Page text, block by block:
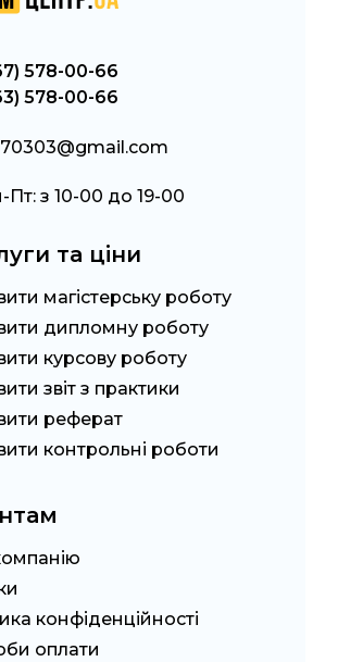
578-00-66
578-00-66
Пт: з 10-00 до 19-00
та ціни
магістерську роботу
дипломну роботу
курсову роботу
звіт з практики
реферат
контрольні роботи
конфіденційності
оплати